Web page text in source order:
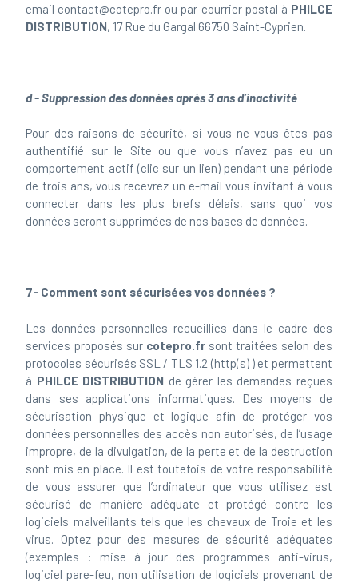
email contact@cotepro.fr ou par courrier postal à PHILCE
DISTRIBUTION, 17 Rue du Gargal 66750 Saint-Cyprien
d - Suppression des données après 3 ans d’inactivité
Pour des raisons de sécurité, si vous ne vous êtes pas
authentifié sur le Site ou que vous n’avez pas eu un
comportement actif (clic sur un lien) pendant une période
de trois ans, vous recevrez un e-mail vous invitant à vous
connecter dans les plus brefs délais, sans quoi vos
données seront supprimées de nos bases de données.
7- Comment sont sécurisées vos données ?
Les données personnelles recueillies dans le cadre des
services proposés sur cotepro.frsont traitées selon des
protocoles sécurisés SSL / TLS 1.2 (http(s) ) et permettent
à PHILCE DISTRIBUTION de gérer les demandes reçues
dans ses applications informatiques. Des moyens de
sécurisation physique et logique afin de protéger vos
données personnelles des accès non autorisés, de l’usage
impropre, de la divulgation, de la perte et de la destruction
sont mis en place. Il est toutefois de votre responsabilité
de vous assurer que l’ordinateur que vous utilisez est
sécurisé de manière adéquate et protégé contre les
logiciels malveillants tels que les chevaux de Troie et les
virus. Optez pour des mesures de sécurité adéquates
(exemples : mise à jour des programmes anti-virus,
logiciel pare-feu, non utilisation de logiciels provenant de